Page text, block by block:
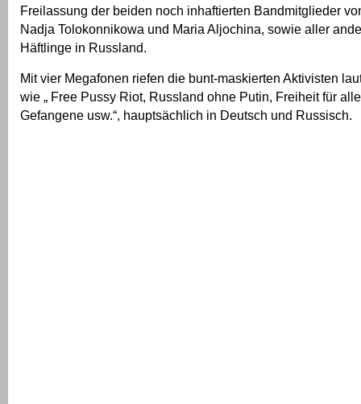
Freilassung der beiden noch inhaftierten Bandmitglieder
Nadja Tolokonnikowa und Maria Aljochina, sowie aller
Häftlinge in Russland.
Mit vier Megafonen riefen die bunt-maskierten Aktivisten
wie „ Free Pussy Riot, Russland ohne Putin, Freiheit für
Gefangene usw.“, hauptsächlich in Deutsch und Russisch.